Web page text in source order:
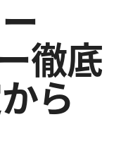
徹底
ら